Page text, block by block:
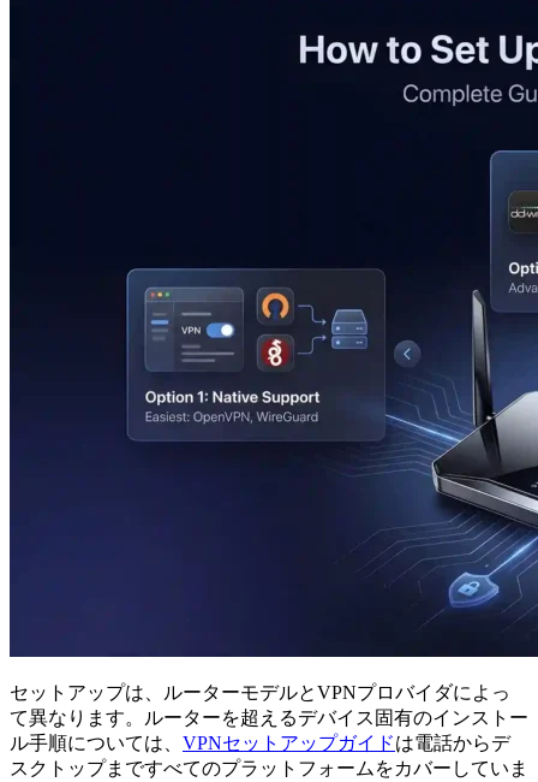
セットアップは、ルーターモデルとVPNプロバイダによっ
て異なります。ルーターを超えるデバイス固有のインストー
ル手順については、 VPNセットアップガイドは電話からデ
スクトップまですべてのプラットフォームをカバーしていま